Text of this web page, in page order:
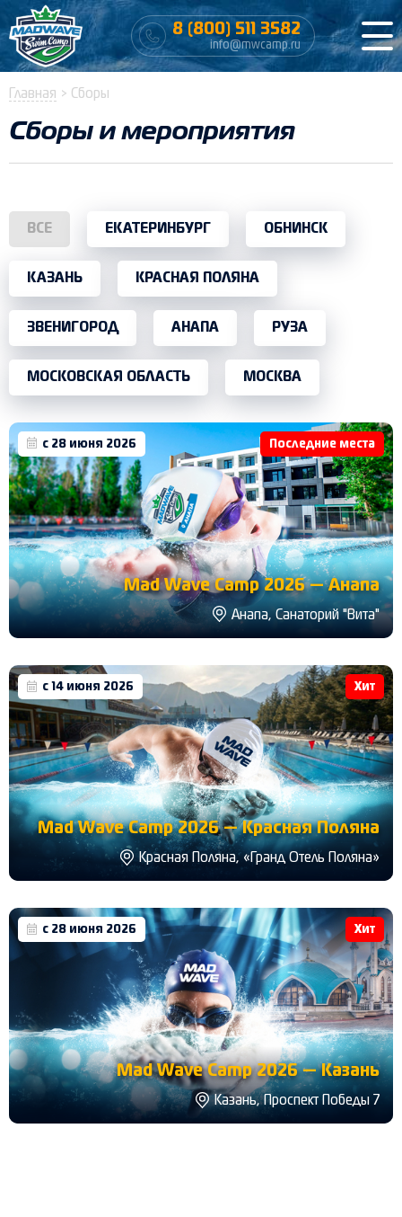
8 (800) 511 3582
info@mwcamp.ru
Главная > Сборы
Сборы и мероприятия
ВСЕ ЕКАТЕРИНБУРГ ОБНИНСК
КАЗАНЬ КРАСНАЯ ПОЛЯНА
ЗВЕНИГОРОД АНАПА РУЗА
МОСКОВСКАЯ ОБЛАСТЬ МОСКВА
с 28 июня 2026 Последние места
Mad Wave Camp 2026 — Анапа
Анапа, Санаторий "Вита"
с 14 июня 2026 Хит
Mad Wave Camp 2026 — Красная Поляна
Красная Поляна, «Гранд Отель Поляна»
с 28 июня 2026 Хит
Mad Wave Camp 2026 — Казань
Казань, Проспект Победы 7